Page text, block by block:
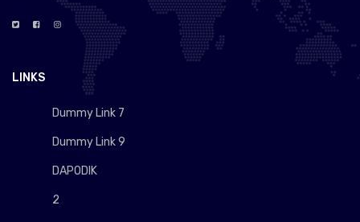
LINKS
Dummy Link 7
Dummy Link 9
DAPODIK
2